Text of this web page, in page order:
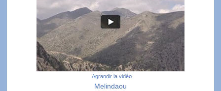
Agrandir la vidéo
Melindaou